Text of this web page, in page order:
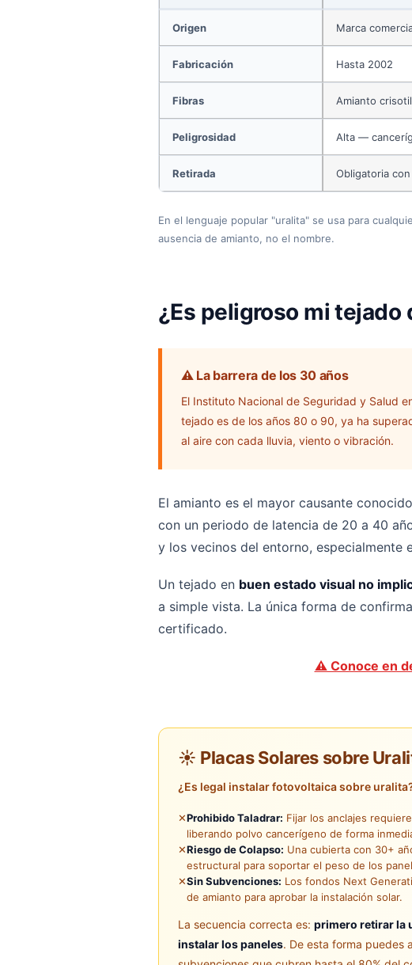
Origen Marca
Fabricación Hasta 2002
Fibras Amianto
Peligrosidad Alta —
Retirada Obligatoria con
En el lenguaje popular "uralita" se usa para
ausencia de amianto, no el nombre.
¿Es peligroso mi tejado
⚠️ La barrera de los 30 años
El Instituto Nacional de Seguridad y Salud
tejado es de los años 80 o 90, ya ha
al aire con cada lluvia, viento o vibración.
El amianto es el mayor causante
con un periodo de latencia de 20 a 40
y los vecinos del entorno, especialmente
Un tejado en buen estado visual no
a simple vista. La única forma de
certificado.
⚠️ Conoce en
☀️ Placas Solares sobre
¿Es legal instalar fotovoltaica sobre
✕Prohibido Taladrar: Fijar los anclajes
liberando polvo cancerígeno de forma
✕Riesgo de Colapso: Una cubierta con 30+
estructural para soportar el peso de los
✕Sin Subvenciones: Los fondos Next
de amianto para aprobar la instalación solar.
La secuencia correcta es: primero retirar la
instalar los paneles. De esta forma puedes